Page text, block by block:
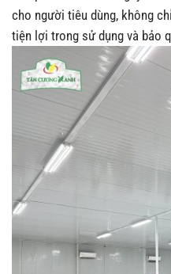
cho người tiêu dùng, không
tiện lợi trong sử dụng và bảo